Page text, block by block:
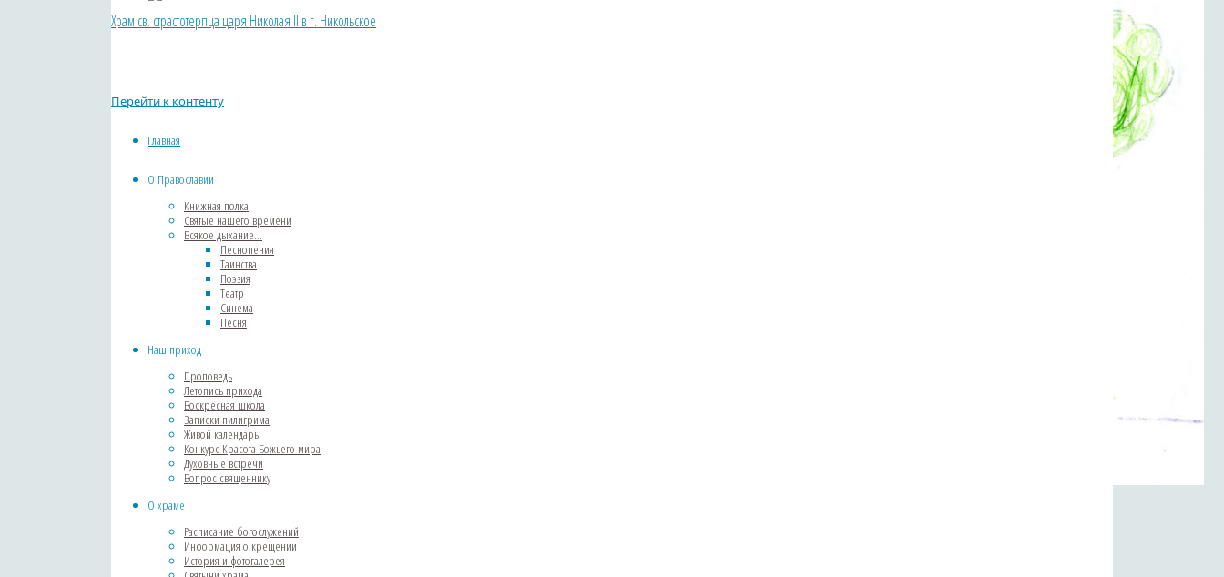
Храм св. страстотерпца царя Николая II в г. Никольское
Перейти к контенту
Главная
О Православии
Книжная полка
Святые нашего времени
Всякое дыхание…
Песнопения
Таинства
Поэзия
Театр
Синема
Песня
Наш приход
Проповедь
Летопись прихода
Воскресная школа
Записки пилигрима
Живой календарь
Конкурс Красота Божьего мира
Духовные встречи
Вопрос священнику
О храме
Расписание богослужений
Информация о крещении
История и фотогалерея